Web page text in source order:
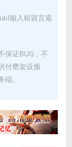
输入框留言索
保证BUG，不
付费架设服
。